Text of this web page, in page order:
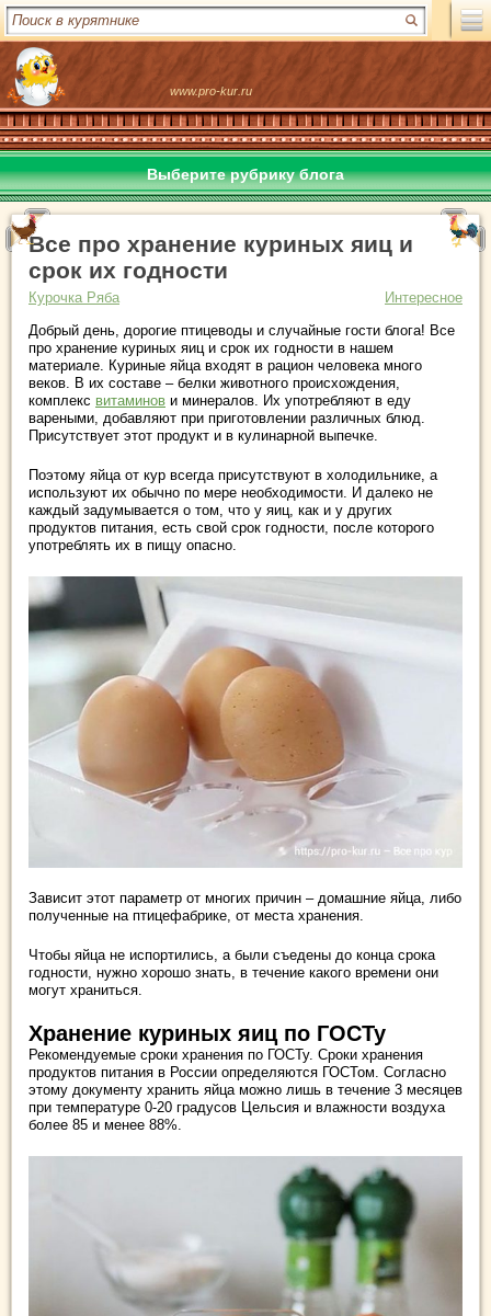
www.pro-kur.ru
Выберите рубрику блога
Все про хранение куриных яиц и
срок их годности
Курочка Ряба
Интересное
Добрый день, дорогие птицеводы и случайные гости блога! Все
про хранение куриных яиц и срок их годности в нашем
материале. Куриные яйца входят в рацион человека много
веков. В их составе – белки животного происхождения,
комплекс витаминов и минералов. Их употребляют в еду
вареными, добавляют при приготовлении различных блюд.
Присутствует этот продукт и в кулинарной выпечке.
Поэтому яйца от кур всегда присутствуют в холодильнике, а
используют их обычно по мере необходимости. И далеко не
каждый задумывается о том, что у яиц, как и у других
продуктов питания, есть свой срок годности, после которого
употреблять их в пищу опасно.
Зависит этот параметр от многих причин – домашние яйца, либо
полученные на птицефабрике, от места хранения.
Чтобы яйца не испортились, а были съедены до конца срока
годности, нужно хорошо знать, в течение какого времени они
могут храниться.
Хранение куриных яиц по ГОСТу
Рекомендуемые сроки хранения по ГОСТу. Сроки хранения
продуктов питания в России определяются ГОСТом. Согласно
этому документу хранить яйца можно лишь в течение 3 месяцев
при температуре 0-20 градусов Цельсия и влажности воздуха
более 85 и менее 88%.